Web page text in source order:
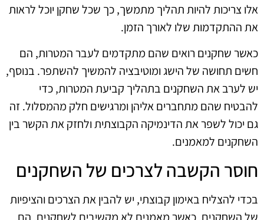
אלו צריכות להיות תהליך מתמשך, כך שכל שחקן יוכל לראות
את ההתקדמות שלו לאורך הזמן.
כאשר שחקנים רואים שהם מתקדמים לעבר המטרות, הם
חשים תחושה של הישג ומוטיבציה להמשיך להשתפר. בנוסף,
יש לערב את השחקנים בתהליך קביעת המטרות, כדי
להבטיח שהם מתחברים אליהן ומרגישים חלק מהמסלול. זה
גם יכול לשפר את הדינמיקה הקבוצתית ולחזק את הקשר בין
השחקנים למאמנים.
חוסר הקשבה לצרכים של השחקנים
בכדי להצליח באימון קבוצתי, יש להבין את הצרכים והציפיות